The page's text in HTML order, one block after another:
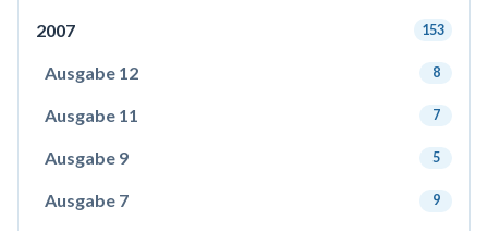
2007 153
Ausgabe 12 8
Ausgabe 11 7
Ausgabe 9 5
Ausgabe 7 9